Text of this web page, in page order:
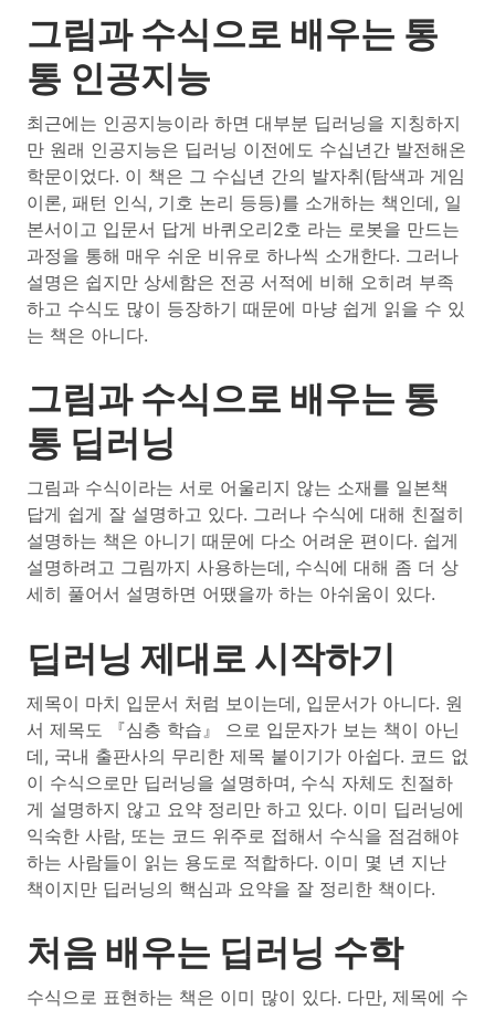
그림과 수식으로 배우는 통
통 인공지능
최근에는 인공지능이라 하면 대부분 딥러닝을 지칭하지
만 원래 인공지능은 딥러닝 이전에도 수십년간 발전해온
학문이었다. 이 책은 그 수십년 간의 발자취(탐색과 게임
이론, 패턴 인식, 기호 논리 등등)를 소개하는 책인데, 일
본서이고 입문서 답게 바퀴오리2호 라는 로봇을 만드는
과정을 통해 매우 쉬운 비유로 하나씩 소개한다. 그러나
설명은 쉽지만 상세함은 전공 서적에 비해 오히려 부족
하고 수식도 많이 등장하기 때문에 마냥 쉽게 읽을 수 있
는 책은 아니다.
그림과 수식으로 배우는 통
통 딥러닝
그림과 수식이라는 서로 어울리지 않는 소재를 일본책
답게 쉽게 잘 설명하고 있다. 그러나 수식에 대해 친절히
설명하는 책은 아니기 때문에 다소 어려운 편이다. 쉽게
설명하려고 그림까지 사용하는데, 수식에 대해 좀 더 상
세히 풀어서 설명하면 어땠을까 하는 아쉬움이 있다.
딥러닝 제대로 시작하기
제목이 마치 입문서 처럼 보이는데, 입문서가 아니다. 원
서 제목도 『심층 학습』 으로 입문자가 보는 책이 아닌
데, 국내 출판사의 무리한 제목 붙이기가 아쉽다. 코드 없
이 수식으로만 딥러닝을 설명하며, 수식 자체도 친절하
게 설명하지 않고 요약 정리만 하고 있다. 이미 딥러닝에
익숙한 사람, 또는 코드 위주로 접해서 수식을 점검해야
하는 사람들이 읽는 용도로 적합하다. 이미 몇 년 지난
책이지만 딥러닝의 핵심과 요약을 잘 정리한 책이다.
처음 배우는 딥러닝 수학
수식으로 표현하는 책은 이미 많이 있다. 다만, 제목에 수